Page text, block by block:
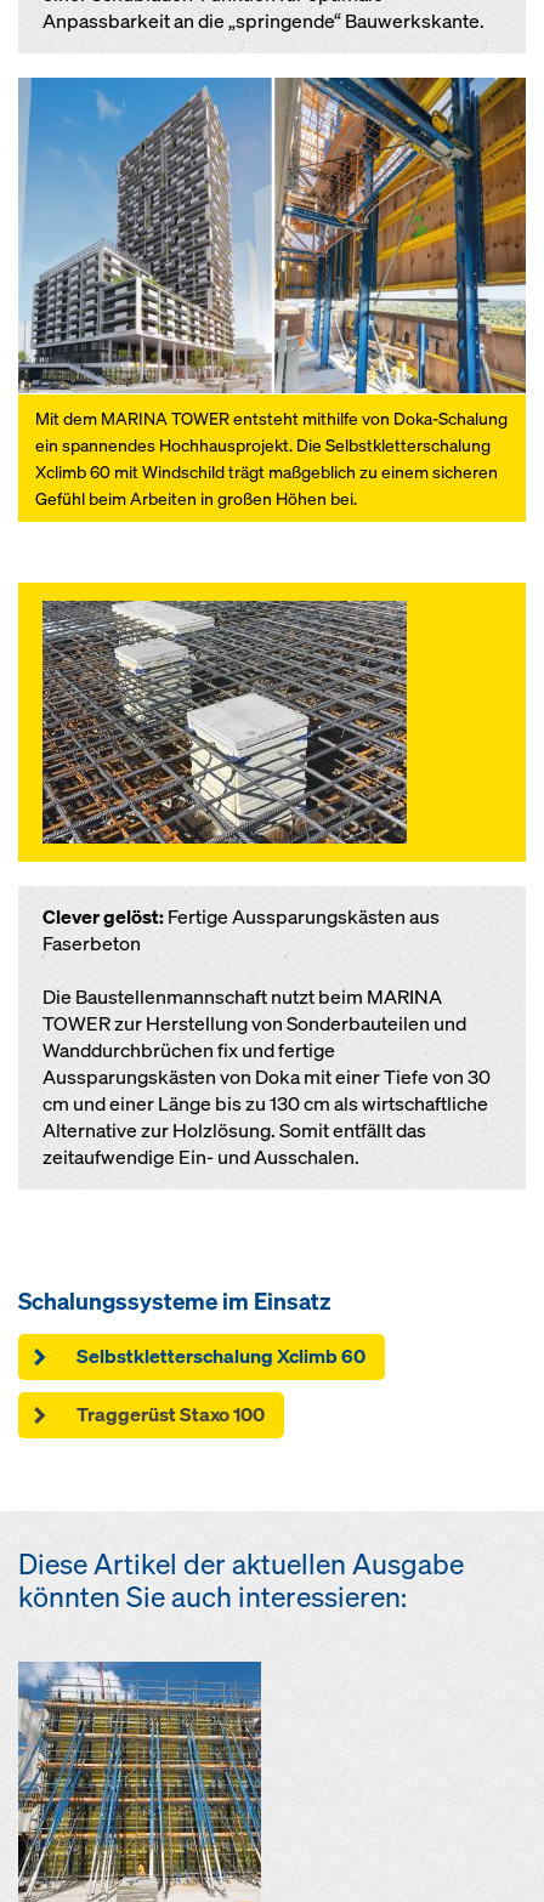
Anpassbarkeit an die „springende“ Bauwerkskante.
Mit dem MARINA TOWER entsteht mithilfe von Doka-Schalung
ein spannendes Hochhausprojekt. Die Selbstkletterschalung
Xclimb 60 mit Windschild trägt maßgeblich zu einem sicheren
Gefühl beim Arbeiten in großen Höhen bei.
Clever gelöst:Fertige Aussparungskästen aus
Faserbeton
Die Baustellenmannschaft nutzt beim MARINA
TOWER zur Herstellung von Sonderbauteilen und
Wanddurchbrüchen fix und fertige
Aussparungskästen von Doka mit einer Tiefe von 30
cm und einer Länge bis zu 130 cm als wirtschaftliche
Alternative zur Holzlösung. Somit entfällt das
zeitaufwendige Ein- und Ausschalen.
Schalungssysteme im Einsatz
Selbstkletterschalung Xclimb 60
Traggerüst Staxo 100
Diese Artikel der aktuellen Ausgabe
könnten Sie auch interessieren: